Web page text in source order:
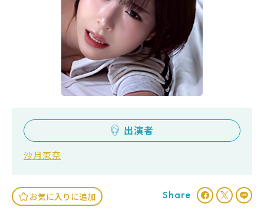
出演者
沙月恵奈
お気に入りに追加 Share